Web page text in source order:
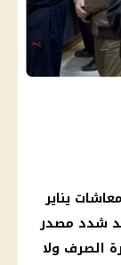
يناير
شدد مصدر
الصرف ولا